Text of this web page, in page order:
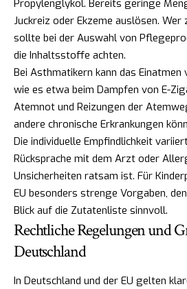
Propylenglykol. Bereits geringe
Juckreiz oder Ekzeme auslösen.
sollte bei der Auswahl von
die Inhaltsstoffe achten.
Bei Asthmatikern kann das
wie es etwa beim Dampfen von E-
Atemnot und Reizungen der
andere chronische Erkrankungen
Die individuelle Empfindlichkeit
Rücksprache mit dem Arzt oder
Unsicherheiten ratsam ist. Für
EU besonders strenge Vorgaben,
Blick auf die Zutatenliste sinnvoll.
Rechtliche Regelungen und
Deutschland
In Deutschland und der EU gelten